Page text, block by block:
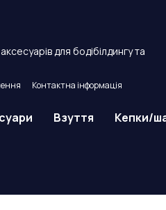
для бодібілдингу та
Контактна інформація
Взуття Кепки/